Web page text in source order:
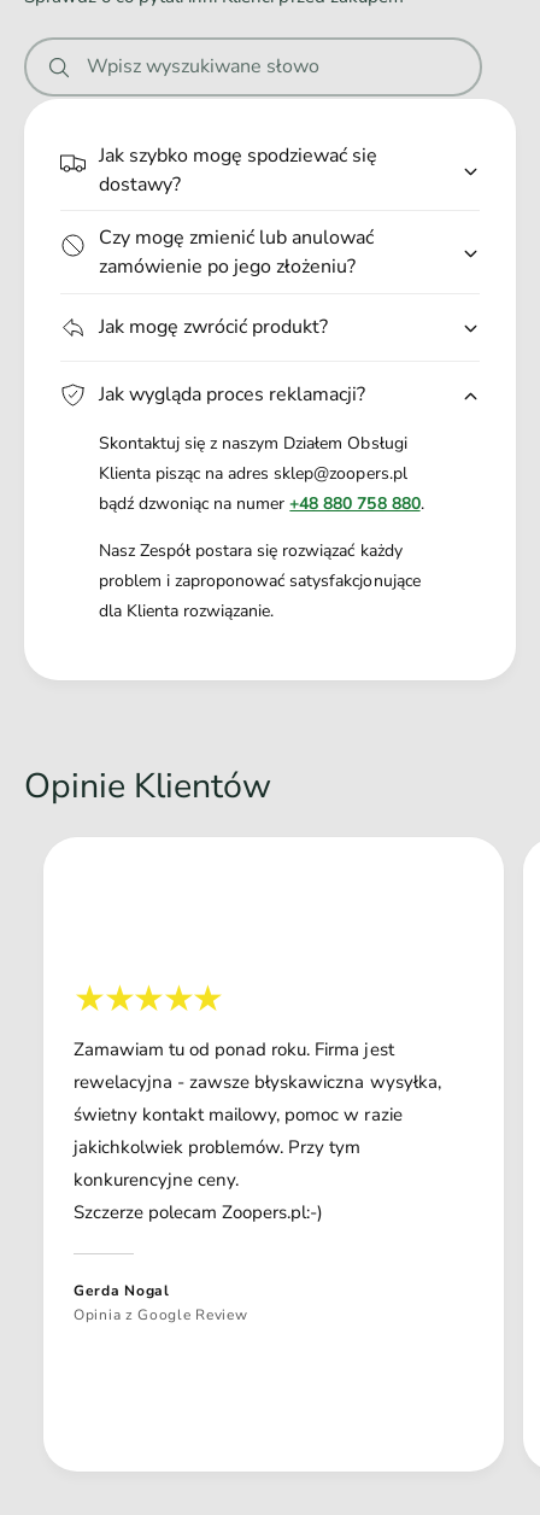
i
e
Wpisz wyszukiwane słowo
Jak szybko mogę spodziewać się
dostawy?
Czy mogę zmienić lub anulować
zamówienie po jego złożeniu?
Jak mogę zwrócić produkt?
Jak wygląda proces reklamacji?
Skontaktuj się z naszym Działem Obsługi
Klienta pisząc na adres sklep@zoopers.pl
bądź dzwoniąc na numer+48 880 758 880.
Nasz Zespół postara się rozwiązać każdy
problem i zaproponować satysfakcjonujące
dla Klienta rozwiązanie.
Opinie Klientów
Zamawiam tu od ponad roku. Firma jest
rewelacyjna - zawsze błyskawiczna wysyłka,
świetny kontakt mailowy, pomoc w razie
jakichkolwiek problemów. Przy tym
konkurencyjne ceny.
Szczerze polecam Zoopers.pl:-)
Gerda Nogal
Opinia z Google Review